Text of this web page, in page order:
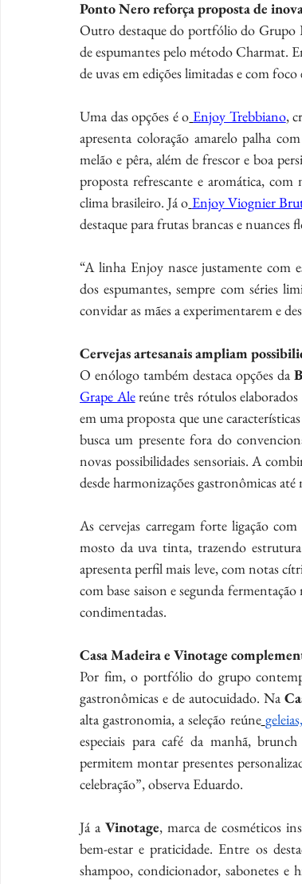
Ponto Nero reforça proposta de
Outro destaque do portfólio do Grupo
de espumantes pelo método Charmat.
de uvas em edições limitadas e com
Uma das opções é o Enjoy Trebbiano,
apresenta coloração amarelo palha
melão e pêra, além de frescor e boa
proposta refrescante e aromática, com
clima brasileiro. Já o Enjoy Viognier
destaque para frutas brancas e
“A linha Enjoy nasce justamente com
dos espumantes, sempre com séries
convidar as mães a experimentarem e
Cervejas artesanais ampliam
O enólogo também destaca opções da
Grape Ale reúne três rótulos
em uma proposta que une
busca um presente fora do
novas possibilidades sensoriais. A
desde harmonizações gastronômicas
As cervejas carregam forte ligação
mosto da uva tinta, trazendo
apresenta perfil mais leve, com notas
com base saison e segunda
condimentadas.
Casa Madeira e Vinotage
Por fim, o portfólio do grupo
gastronômicas e de autocuidado. Na
alta gastronomia, a seleção reúne
especiais para café da manhã,
permitem montar presentes
celebração”, observa Eduardo.
Já a Vinotage, marca de cosméticos
bem-estar e praticidade. Entre os
shampoo, condicionador, sabonetes e